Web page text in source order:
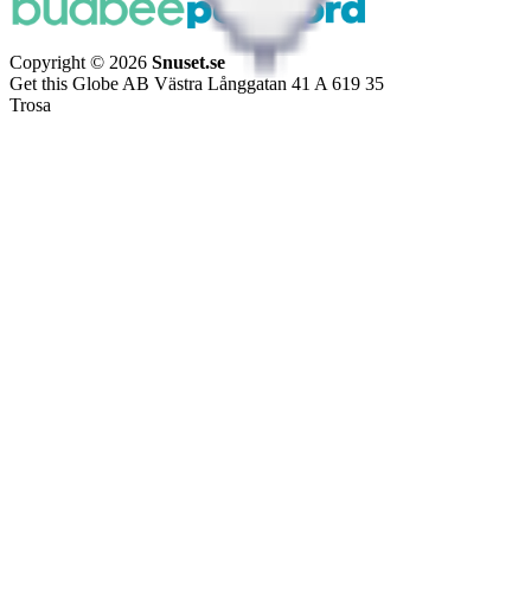
Copyright © 2026 Snuset.se
Get this Globe AB Västra Långgatan 41 A 619 35
Trosa